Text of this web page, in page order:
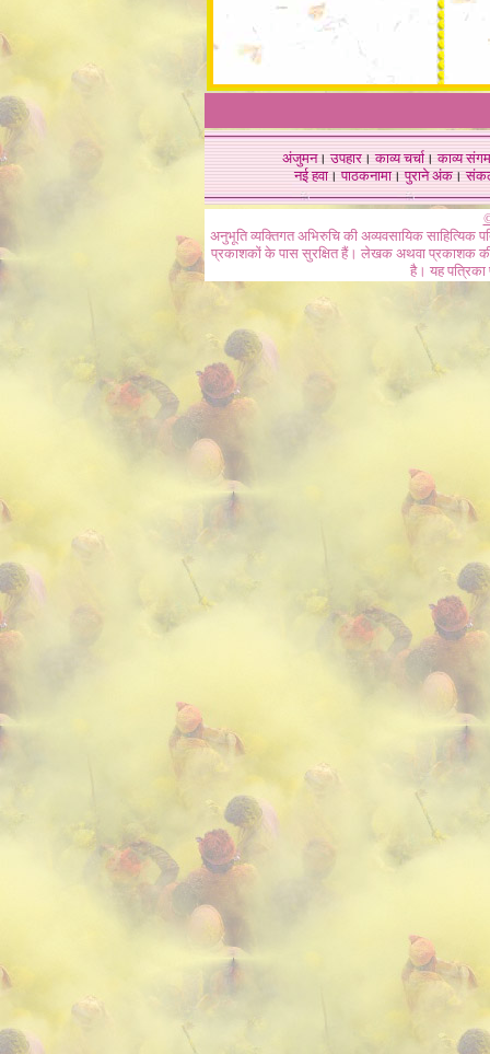
अंजुमन।उपहार।काव्य चर्चा।काव्य संगम
नई हवा। पाठकनामा। पुराने अंक।
अनुभूति व्यक्तिगत अभिरुचि की अव्यवसायिक
प्रकाशकों के पास सुरक्षित हैं। लेखक अथवा प्रकाशक की
है। यह पत्रिका